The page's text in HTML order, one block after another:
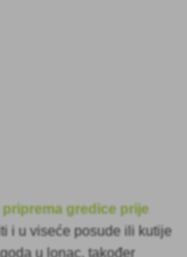
priprema gredice prije
i u viseće posude ili kutije
u lonac, također